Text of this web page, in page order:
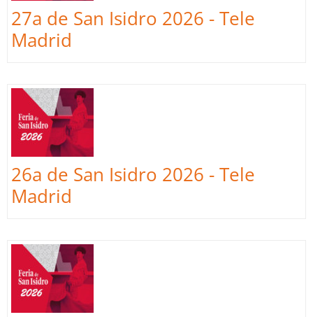
27a de San Isidro 2026 - Tele
Madrid
26a de San Isidro 2026 - Tele
Madrid